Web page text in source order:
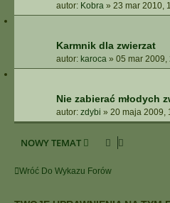
autor: Kobra » 23 mar 2010,
Karmnik dla zwierzat
autor: karoca » 05 mar 2009,
Nie zabierać młodych
autor: zdybi » 20 maja 2009,
NOWY TEMAT
Wróć Do Wykazu Forów